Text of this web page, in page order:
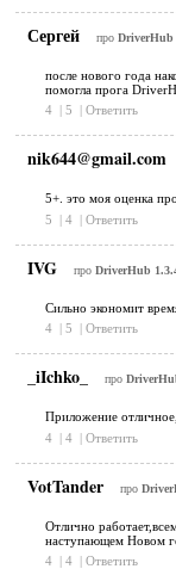
Сергей про DriverHub
после нового года
помогла прога
4 | 5 | Ответить
nik644@gmail.com
5+. это моя оценка
5
| 4 | Ответить
IVG про DriverHub
Сильно экономит
4 | 5 | Ответить
_iIchko_ про
Приложение
4 | 4 | Ответить
VotTander про
Отлично
наступающем Новом
4 | 4 | Ответить